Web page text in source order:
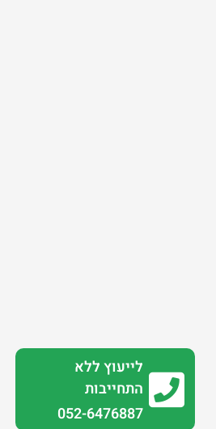
לייעוץ ללא
התחייבות
052-6476887